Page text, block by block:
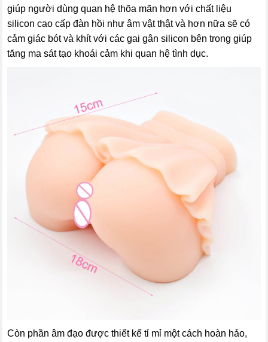
giúp người dùng quan hệ thõa mãn hơn với chất liệu
silicon cao cấp đàn hồi như âm vật thật và hơn nữa sẽ có
cảm giác bót và khít với các gai gân silicon bên trong giúp
tăng ma sát tạo khoái cảm khi quan hệ tình dục.
Còn phần âm đạo được thiết kế tỉ mỉ một cách hoàn hảo,